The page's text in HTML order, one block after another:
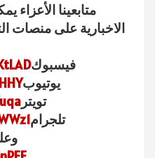
الاخبارية على منصات
فيسبوك
يوتيوب
تويتر
تلجرام